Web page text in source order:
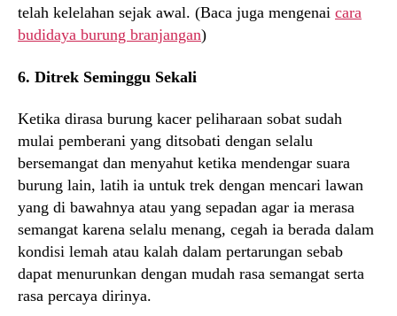
telah kelelahan sejak awal. (Baca juga mengenai cara
budidaya burung branjangan)
6. Ditrek Seminggu Sekali
Ketika dirasa burung kacer peliharaan sobat sudah
mulai pemberani yang ditsobati dengan selalu
bersemangat dan menyahut ketika mendengar suara
burung lain, latih ia untuk trek dengan mencari lawan
yang di bawahnya atau yang sepadan agar ia merasa
semangat karena selalu menang, cegah ia berada dalam
kondisi lemah atau kalah dalam pertarungan sebab
dapat menurunkan dengan mudah rasa semangat serta
rasa percaya dirinya.